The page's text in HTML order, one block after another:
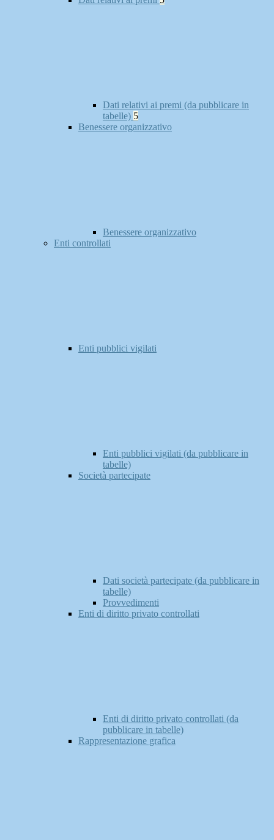
Dati relativi ai premi (da pubblicare in
tabelle) 5
Benessere organizzativo
Benessere organizzativo
Enti controllati
Enti pubblici vigilati
Enti pubblici vigilati (da pubblicare in
tabelle)
Società partecipate
Dati società partecipate (da pubblicare in
tabelle)
Provvedimenti
Enti di diritto privato controllati
Enti di diritto privato controllati (da
pubblicare in tabelle)
Rappresentazione grafica